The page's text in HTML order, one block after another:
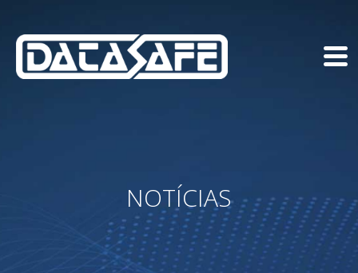
NOTÍCIAS